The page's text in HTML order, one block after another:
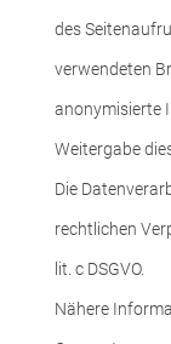
des
verwendeten
anonymisierte
Weitergabe
Die
rechtlichen
lit. c DSGVO.
Nähere